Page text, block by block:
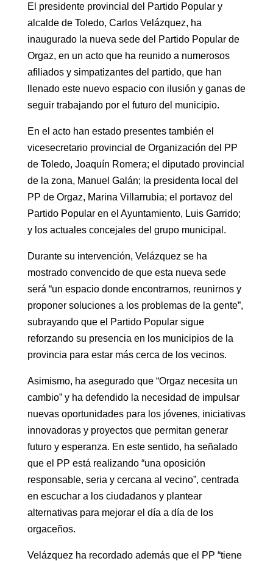
El presidente provincial del Partido Popular y
alcalde de Toledo, Carlos Velázquez, ha
inaugurado la nueva sede del Partido Popular de
Orgaz, en un acto que ha reunido a numerosos
afiliados y simpatizantes del partido, que han
llenado este nuevo espacio con ilusión y ganas de
seguir trabajando por el futuro del municipio.
En el acto han estado presentes también el
vicesecretario provincial de Organización del PP
de Toledo, Joaquín Romera; el diputado provincial
de la zona, Manuel Galán; la presidenta local del
PP de Orgaz, Marina Villarrubia; el portavoz del
Partido Popular en el Ayuntamiento, Luis Garrido;
y los actuales concejales del grupo municipal.
Durante su intervención, Velázquez se ha
mostrado convencido de que esta nueva sede
será “un espacio donde encontrarnos, reunirnos y
proponer soluciones a los problemas de la gente”,
subrayando que el Partido Popular sigue
reforzando su presencia en los municipios de la
provincia para estar más cerca de los vecinos.
Asimismo, ha asegurado que “Orgaz necesita un
cambio” y ha defendido la necesidad de impulsar
nuevas oportunidades para los jóvenes, iniciativas
innovadoras y proyectos que permitan generar
futuro y esperanza. En este sentido, ha señalado
que el PP está realizando “una oposición
responsable, seria y cercana al vecino”, centrada
en escuchar a los ciudadanos y plantear
alternativas para mejorar el día a día de los
orgaceños.
Velázquez ha recordado además que el PP “tiene